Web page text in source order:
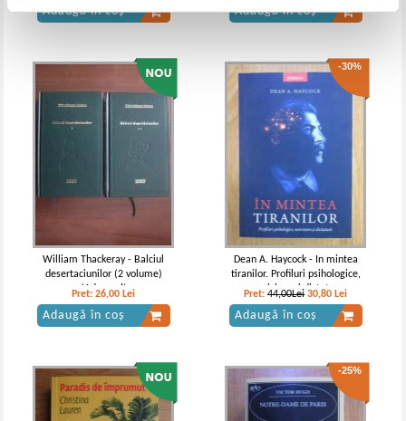
IN STOC
9,75
Jane Austen - Emma
Adaugă în coș Adaugă în coș
William Thackeray - Balciul
desertaciunilor (2 volume)
(Adevarul)
Pret:26,00 Lei
Adaugă în coș
-30%
Dean A. Haycock - In mintea
tiranilor. Profiluri psihologice,
narcisism si dictatura
Pret:44,00Lei 30,80 Lei
Adaugă în coș
-25%